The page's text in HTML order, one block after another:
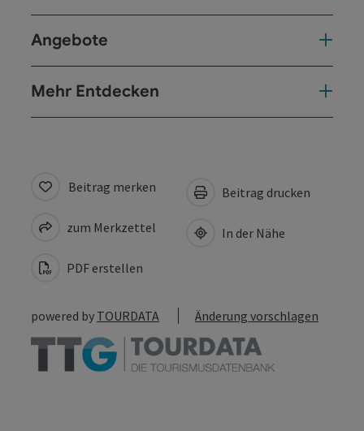
Angebote
Mehr Entdecken
Beitrag merken
zum Merkzettel
PDF erstellen
Beitrag drucken
In der Nähe
powered by TOURDATA Änderung vorschlagen